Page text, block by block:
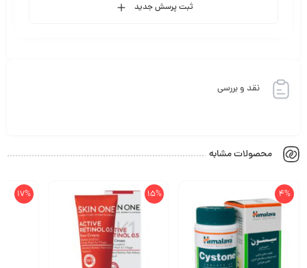
ثبت پرسش جدید
نقد و بررسی
محصولات مشابه
4%
15%
17%